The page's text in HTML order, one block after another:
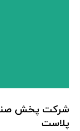
شرکت پخش
پلاست